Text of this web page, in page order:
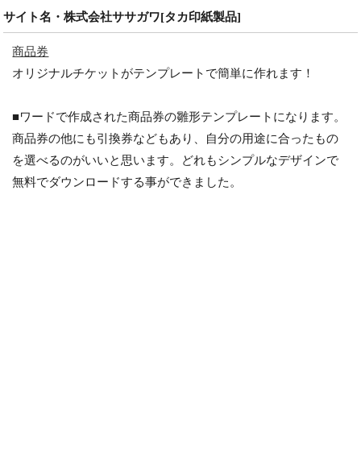
サイト名・株式会社ササガワ[タカ印紙製品]
商品券
オリジナルチケットがテンプレートで簡単に作れます！
■ワードで作成された商品券の雛形テンプレートになります。
商品券の他にも引換券などもあり、自分の用途に合ったもの
を選べるのがいいと思います。どれもシンプルなデザインで
無料でダウンロードする事ができました。